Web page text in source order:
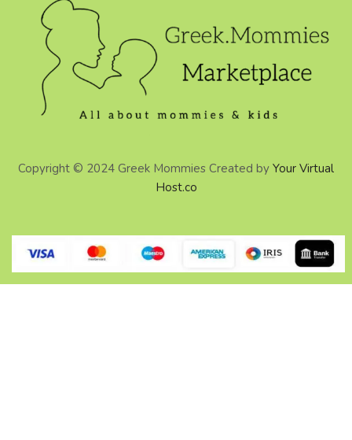
Copyright © 2024 Greek Mommies Created by Your Virtual
Host.co